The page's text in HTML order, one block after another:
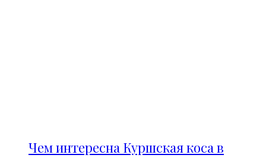
Чем интересна Куршская коса в